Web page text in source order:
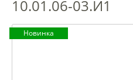
10.01.06-03.И1
Новинка